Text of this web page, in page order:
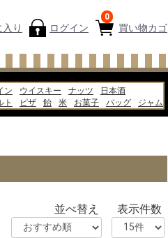
買い物カゴ
0
り ログイン
ン ウイスキー ナッツ
日本酒
ト ピザ 飴 米 お菓子 バッグ
ジャム
並べ替え 表示件数